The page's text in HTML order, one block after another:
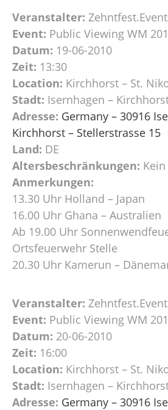
Veranstalter:
Event: Public Viewing WM
Datum: 19-06-2010
Zeit: 13:30
Location: Kirchhorst – St.
Stadt: Isernhagen –
Adresse: Germany – 30916
Kirchhorst – Stellerstrasse 15
Land: DE
Altersbeschränkungen: Kein
Anmerkungen:
13.30 Uhr Holland – Japan
16.00 Uhr Ghana – Australien
Ab 19.00 Uhr
Ortsfeuerwehr Stelle
20.30 Uhr Kamerun –
Veranstalter:
Event: Public Viewing WM
Datum: 20-06-2010
Zeit: 16:00
Location: Kirchhorst – St.
Stadt: Isernhagen –
Adresse: Germany – 30916